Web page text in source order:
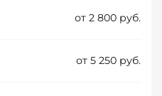
от 2 800 руб.
от 5 250 руб.